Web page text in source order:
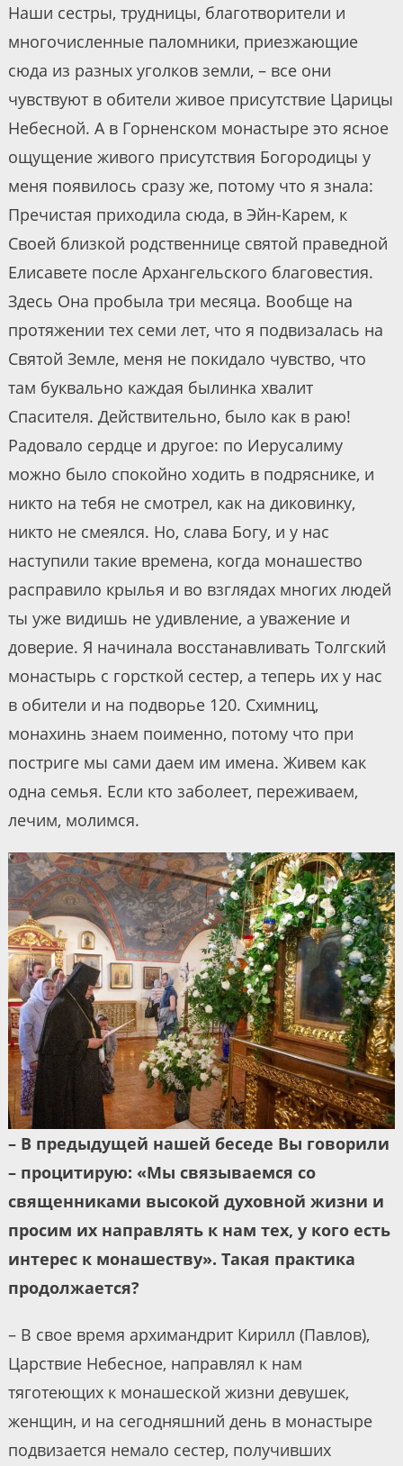
Наши сестры, трудницы, благотворители и
многочисленные паломники, приезжающие
сюда из разных уголков земли, – все они
чувствуют в обители живое присутствие Царицы
Небесной. А в Горненском монастыре это ясное
ощущение живого присутствия Богородицы у
меня появилось сразу же, потому что я знала:
Пречистая приходила сюда, в Эйн-Карем, к
Своей близкой родственнице святой праведной
Елисавете после Архангельского благовестия.
Здесь Она пробыла три месяца. Вообще на
протяжении тех семи лет, что я подвизалась на
Святой Земле, меня не покидало чувство, что
там буквально каждая былинка хвалит
Спасителя. Действительно, было как в раю!
Радовало сердце и другое: по Иерусалиму
можно было спокойно ходить в подряснике, и
никто на тебя не смотрел, как на диковинку,
никто не смеялся. Но, слава Богу, и у нас
наступили такие времена, когда монашество
расправило крылья и во взглядах многих людей
ты уже видишь не удивление, а уважение и
доверие. Я начинала восстанавливать Толгский
монастырь с горсткой сестер, а теперь их у нас
в обители и на подворье 120. Схимниц,
монахинь знаем поименно, потому что при
постриге мы сами даем им имена. Живем как
одна семья. Если кто заболеет, переживаем,
лечим, молимся.
– В предыдущей нашей беседе Вы говорили
– процитирую: «Мы связываемся со
священниками высокой духовной жизни и
просим их направлять к нам тех, у кого есть
интерес к монашеству». Такая практика
продолжается?
– В свое время архимандрит Кирилл (Павлов),
Царствие Небесное, направлял к нам
тяготеющих к монашеской жизни девушек,
женщин, и на сегодняшний день в монастыре
подвизается немало сестер, получивших